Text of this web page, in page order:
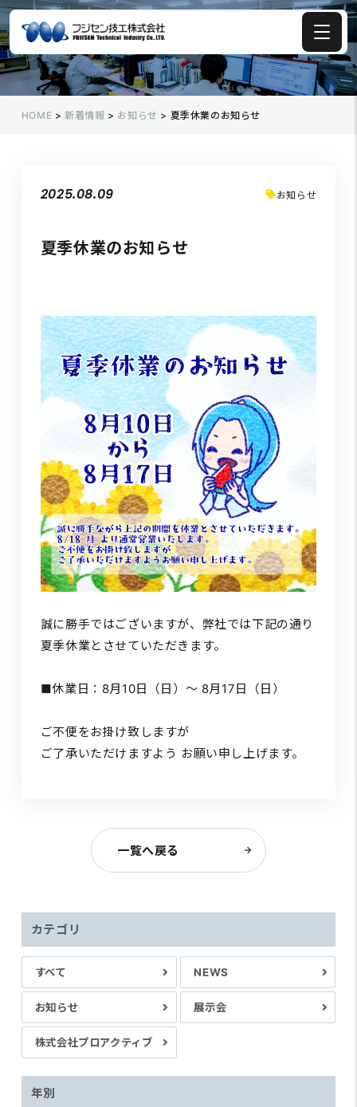
HOME >新着情報 > お知らせ > 夏季休業のお知らせ
カテゴリ
すべて NEWS
お知らせ 展示会
株式会社プロアクティブ
年別
2025.08.09 お知らせ
夏季休業のお知らせ
誠に勝手ではございますが、弊社では下記の通り
夏季休業とさせていただきます。
■休業日：8月10日（日）～ 8月17日（日）
ご不便をお掛け致しますが
ご了承いただけますよう お願い申し上げます。
一覧へ戻る